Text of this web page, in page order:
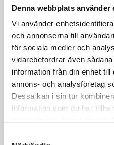
Denna webbplats använder
Vi använder
och annonserna till
för sociala medier och
vidarebefordrar även
information från din enhet
annons- och analysföretag
Dessa kan i sin tur
information som du har
och eliminerade
Scope 1 och
År 2025 blev våra
av vårt
blivit en allt tydligare och
dagliga arbete. Vi gjorde
hållbarhetsarbetet och
1 och Scope 2. Under året